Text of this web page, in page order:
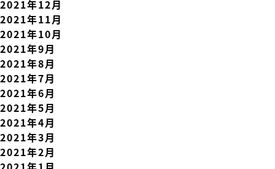
2021年12月
2021年11月
2021年10月
2021年9月
2021年8月
2021年7月
2021年6月
2021年5月
2021年4月
2021年3月
2021年2月